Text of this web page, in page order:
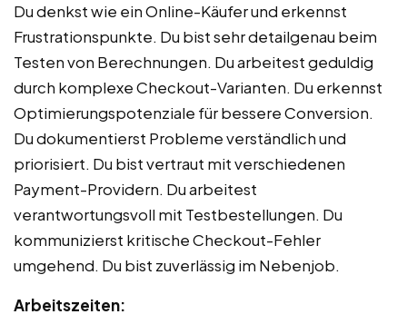
Du denkst wie ein Online-Käufer und erkennst
Frustrationspunkte. Du bist sehr detailgenau beim
Testen von Berechnungen. Du arbeitest geduldig
durch komplexe Checkout-Varianten. Du erkennst
Optimierungspotenziale für bessere Conversion.
Du dokumentierst Probleme verständlich und
priorisiert. Du bist vertraut mit verschiedenen
Payment-Providern. Du arbeitest
verantwortungsvoll mit Testbestellungen. Du
kommunizierst kritische Checkout-Fehler
umgehend. Du bist zuverlässig im Nebenjob.
Arbeitszeiten: